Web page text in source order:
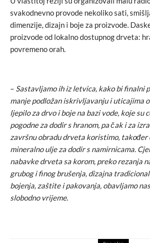
svakodnevno provode nekoliko sati,
dimenzije, dizajn i boje za proizvode.
proizvode od lokalno dostupnog drveta:
povremeno orah.
– Sastavljamo ih iz letvica, kako bi finalni
manje podložan iskrivljavanju i uticajima
ljepilo za drvo i boje na bazi vode, koje su
pogodne za dodir s hranom, pa čak i za
završnu obradu drveta koristimo,
mineralno ulje za dodir s namirnicama.
nabavke drveta sa korom, preko rezanja
grubog i finog brušenja, dizajna
bojenja, zaštite i pakovanja, obavljamo
slobodno vrijeme.